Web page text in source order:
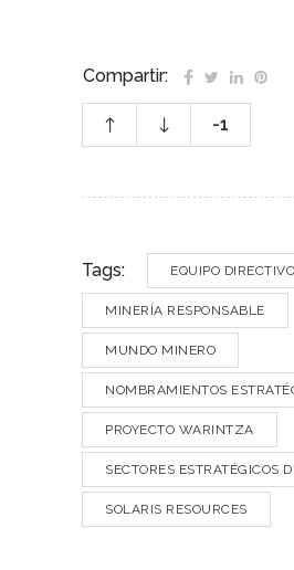
Compartir:
-1
Tags: EQUIPO DIRECTIVO
MINERÍA RESPONSABLE
MUNDO MINERO
NOMBRAMIENTOS
PROYECTO WARINTZA
SECTORES ESTRATÉGICOS
SOLARIS RESOURCES